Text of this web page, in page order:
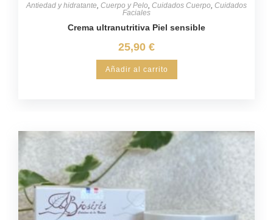
Antiedad y hidratante Cuerpo y Pelo Cuidados Cuerpo Cuidados
Faciales
Crema ultranutritiva Piel sensible
25,90 €
Añadir al carrito